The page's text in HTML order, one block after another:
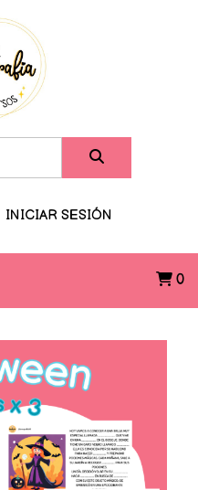
INICIAR SESIÓN
0